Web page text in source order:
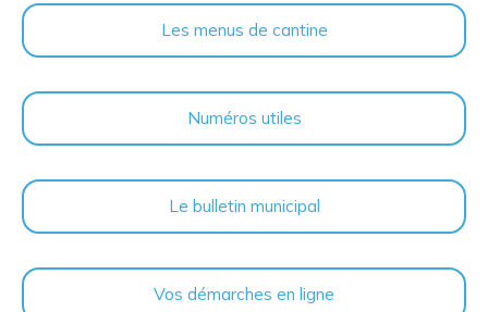
Les menus de cantine
Numéros utiles
Le bulletin municipal
Vos démarches en ligne